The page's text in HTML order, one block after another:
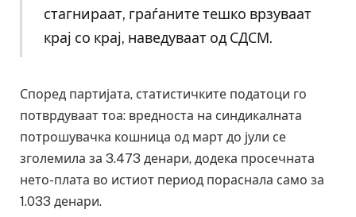
стагнираат, граѓаните тешко врзуваат
крај со крај, наведуваат од СДСМ.
Според партијата, статистичките податоци го
потврдуваат тоа: вредноста на синдикалната
потрошувачка кошница од март до јули се
зголемила за 3.473 денари, додека просечната
нето-плата во истиот период пораснала само за
1.033 денари.